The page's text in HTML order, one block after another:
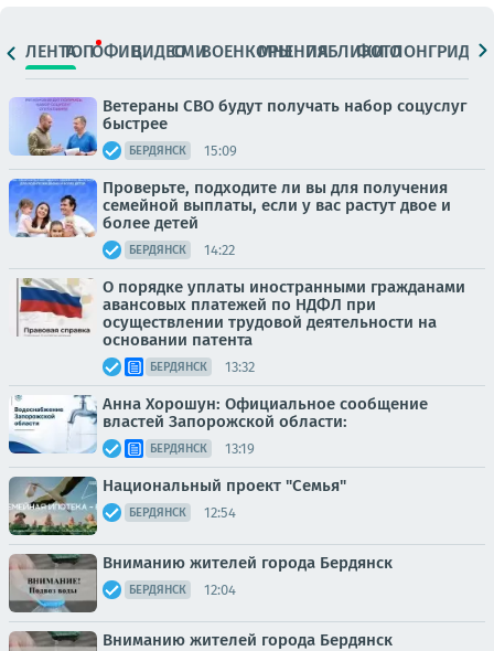
ЛЕНТАТОПОФИЦ.ВИДЕОСМИВОЕНКОРЫМНЕНИЯПАБЛИКИ
ФОТОЛОНГРИДЫ
Ветераны СВО будут получать набор соцуслуг
быстрее
БЕРДЯНСК 15:09
Проверьте, подходите ли вы для получения
семейной выплаты, если у вас растут двое и
более детей
БЕРДЯНСК 14:22
О порядке уплаты иностранными гражданами
авансовых платежей по НДФЛ при
осуществлении трудовой деятельности на
основании патента
БЕРДЯНСК 13:32
Анна Хорошун: Официальное сообщение
властей Запорожской области:
БЕРДЯНСК 13:19
Национальный проект "Семья"
БЕРДЯНСК 12:54
Вниманию жителей города Бердянск
БЕРДЯНСК 12:04
Вниманию жителей города Бердянск